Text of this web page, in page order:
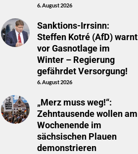
6. August 2026
Sanktions-Irrsinn:
Steffen Kotré (AfD) warnt
vor Gasnotlage im
Winter – Regierung
gefährdet Versorgung!
6. August 2026
„Merz muss weg!“:
Zehntausende wollen am
Wochenende im
sächsischen Plauen
demonstrieren